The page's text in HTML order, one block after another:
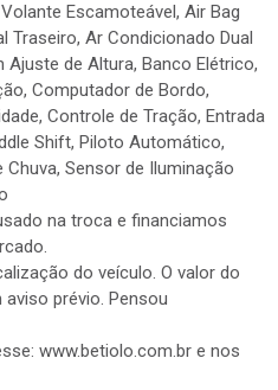
Escamoteável, Air Bag
Traseiro, Ar Condicionado Dual
de Altura, Banco Elétrico,
Computador de Bordo,
Controle de Tração, Entrada
Shift, Piloto Automático,
Sensor de Iluminação
na troca e financiamos
do veículo. O valor do
prévio. Pensou
www.betiolo.com.br e nos